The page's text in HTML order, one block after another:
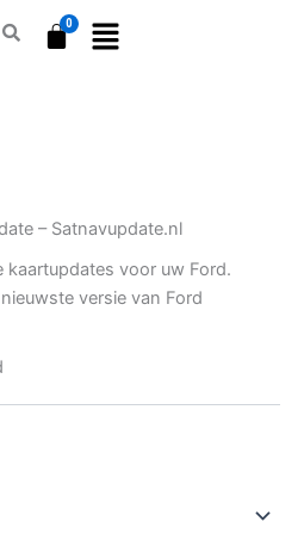
– Satnavupdate.nl
kaartupdates voor uw Ford.
versie van Ford